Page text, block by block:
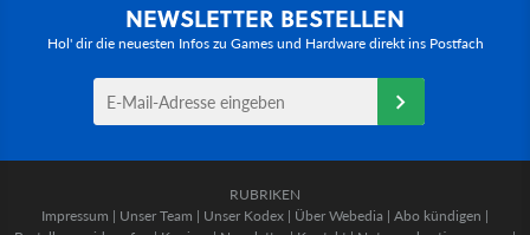
NEWSLETTER BESTELLEN
Hol' dir die neuesten Infos zu Games und Hardware direkt ins Postfach
RUBRIKEN
Impressum | Unser Team | Unser Kodex | Über Webedia | Abo kündigen |